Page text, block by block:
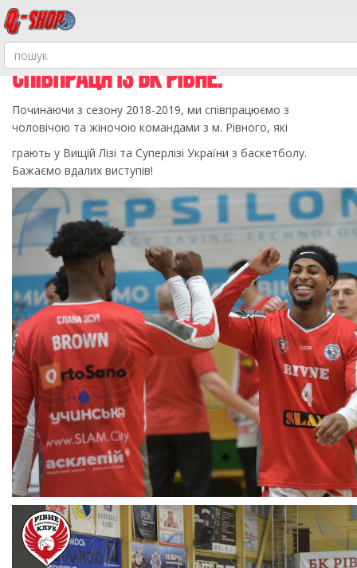
СПІВПРАЦЯ ІЗ БК РІВНЕ.
Починаючи з сезону 2018-2019, ми співпрацюємо з
чоловічою та жіночою командами з м. Рівного, які
грають у Вищій Лізі та Суперлізі України з баскетболу.
Бажаємо вдалих виступів!